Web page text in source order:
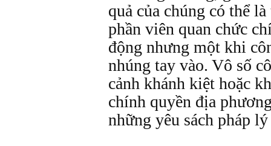
quả của chúng có thể
phần viên quan chức
động nhưng một khi
nhúng tay vào. Vô số
cảnh khánh kiệt hoặc
chính quyền địa
những yêu sách pháp